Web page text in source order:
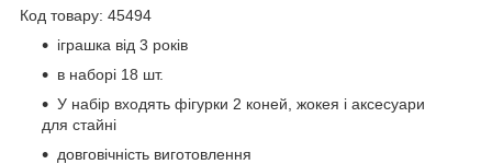
Код товару: 45494
іграшка від 3 років
в наборі 18 шт.
У набір входять фігурки 2 коней, жокея і аксесуари
для стайні
довговічність виготовлення